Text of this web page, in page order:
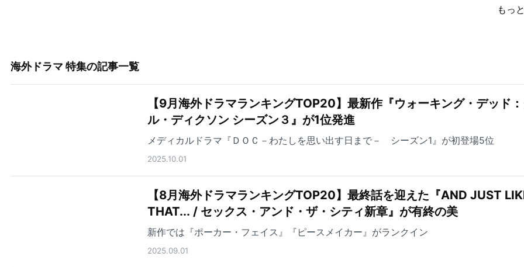
もっ
海外ドラマ 特集の記事一覧
【9月海外ドラマランキングTOP20】最新作『ウォーキング・デッド：
ル・ディクソン シーズン３』が1位発進
メディカルドラマ『ＤＯＣ－わたしを思い出す日まで－ シーズン1』が初登場5位
2025.10.01
【8月海外ドラマランキングTOP20】最終話を迎えた『AND JUST
THAT... / セックス・アンド・ザ・シティ新章』が有終の美
新作では『ポーカー・フェイス』『ピースメイカー』がランクイン
2025.09.01